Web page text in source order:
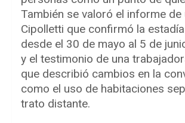
También se valoró el informe de
Cipolletti que confirmó la
desde el 30 de mayo al 5 de
y el testimonio de una
que describió cambios en la
como el uso de habitaciones
trato distante.